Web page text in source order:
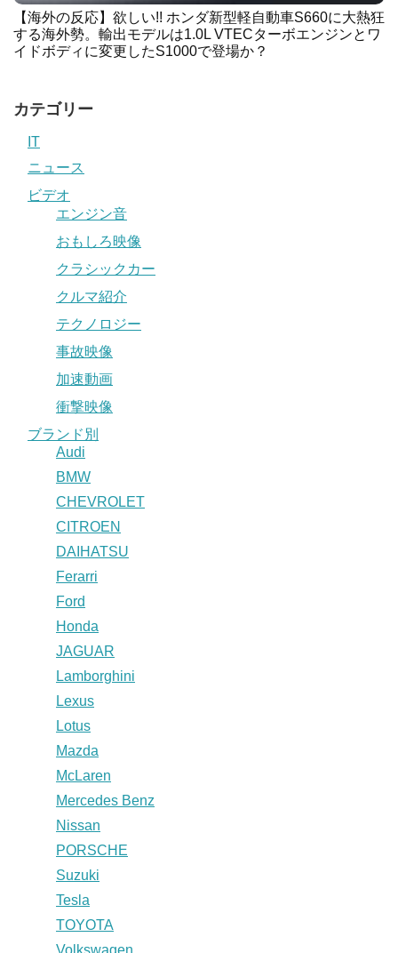
【海外の反応】欲しい!! ホンダ新型軽自動車S660に大熱狂
する海外勢。輸出モデルは1.0L VTECターボエンジンとワ
イドボディに変更したS1000で登場か？
カテゴリー
IT
ニュース
ビデオ
エンジン音
おもしろ映像
クラシックカー
クルマ紹介
テクノロジー
事故映像
加速動画
衝撃映像
ブランド別
Audi
BMW
CHEVROLET
CITROEN
DAIHATSU
Ferarri
Ford
Honda
JAGUAR
Lamborghini
Lexus
Lotus
Mazda
McLaren
Mercedes Benz
Nissan
PORSCHE
Suzuki
Tesla
TOYOTA
Volkswagen